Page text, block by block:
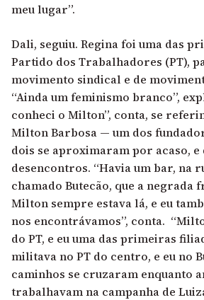
meu lugar”.
Dali, seguiu. Regina foi uma das
Partido dos Trabalhadores (PT),
movimento sindical e de
“Ainda um feminismo branco”,
conheci o Milton”, conta, se
Milton Barbosa — um dos
dois se aproximaram por acaso, e
desencontros. “Havia um bar, na
chamado Butecão, que a negrada
Milton sempre estava lá, e eu
nos encontrávamos”, conta.
do PT, e eu uma das primeiras
militava no PT do centro, e eu no
caminhos se cruzaram enquanto
trabalhavam na campanha de